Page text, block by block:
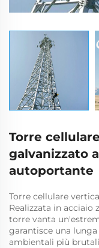
Torre
galvanizzato
autoportante
Torre cellulare
Realizzata in acciaio
torre vanta
garantisce una
ambientali più